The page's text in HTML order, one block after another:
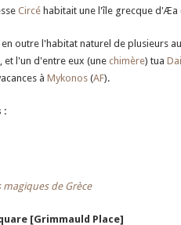
Circé habitait une l'île grecque d'Æa
en outre l'habitat naturel de plusieurs
et l'un d'entre eux (une chimère) tua
à Mykonos (AF).
:
magiques de Grèce
[Grimmauld Place]